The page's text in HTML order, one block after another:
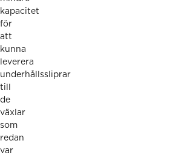
kapacitet
för
att
kunna
leverera
underhållssliprar
till
de
växlar
som
redan
var